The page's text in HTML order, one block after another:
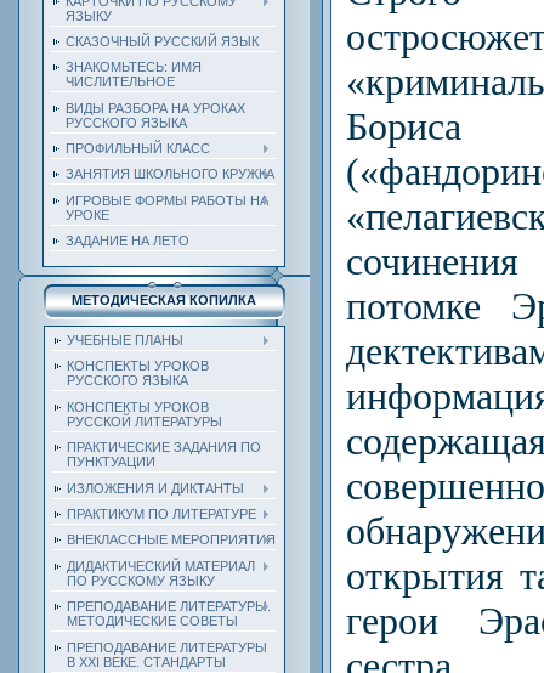
ЯЗЫКУ
СКАЗОЧНЫЙ РУССКИЙ ЯЗЫК
ЗНАКОМЬТЕСЬ: ИМЯ
ЧИСЛИТЕЛЬНОЕ
ВИДЫ РАЗБОРА НА УРОКАХ
РУССКОГО ЯЗЫКА
ПРОФИЛЬНЫЙ КЛАСС
ЗАНЯТИЯ ШКОЛЬНОГО КРУЖКА
ИГРОВЫЕ ФОРМЫ РАБОТЫ НА
УРОКЕ
ЗАДАНИЕ НА ЛЕТО
МЕТОДИЧЕСКАЯ КОПИЛКА
УЧЕБНЫЕ ПЛАНЫ
КОНСПЕКТЫ УРОКОВ
РУССКОГО ЯЗЫКА
КОНСПЕКТЫ УРОКОВ
РУССКОЙ ЛИТЕРАТУРЫ
ПРАКТИЧЕСКИЕ ЗАДАНИЯ ПО
ПУНКТУАЦИИ
ИЗЛОЖЕНИЯ И ДИКТАНТЫ
ПРАКТИКУМ ПО ЛИТЕРАТУРЕ
ВНЕКЛАССНЫЕ МЕРОПРИЯТИЯ
ДИДАКТИЧЕСКИЙ МАТЕРИАЛ
ПО РУССКОМУ ЯЗЫКУ
ПРЕПОДАВАНИЕ ЛИТЕРАТУРЫ.
МЕТОДИЧЕСКИЕ СОВЕТЫ
ПРЕПОДАВАНИЕ ЛИТЕРАТУРЫ
В XXI ВЕКЕ. СТАНДАРТЫ
потомке
открытия
герои